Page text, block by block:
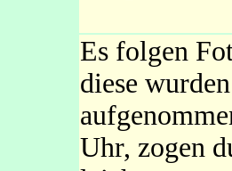
Es folgen
diese
Uhr, zogen